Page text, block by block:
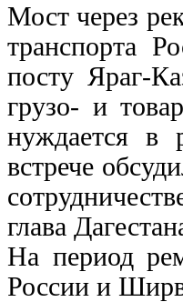
Мост через
транспорта
посту Яраг-
грузо- и
нуждается в
встрече
глава
На период
России и